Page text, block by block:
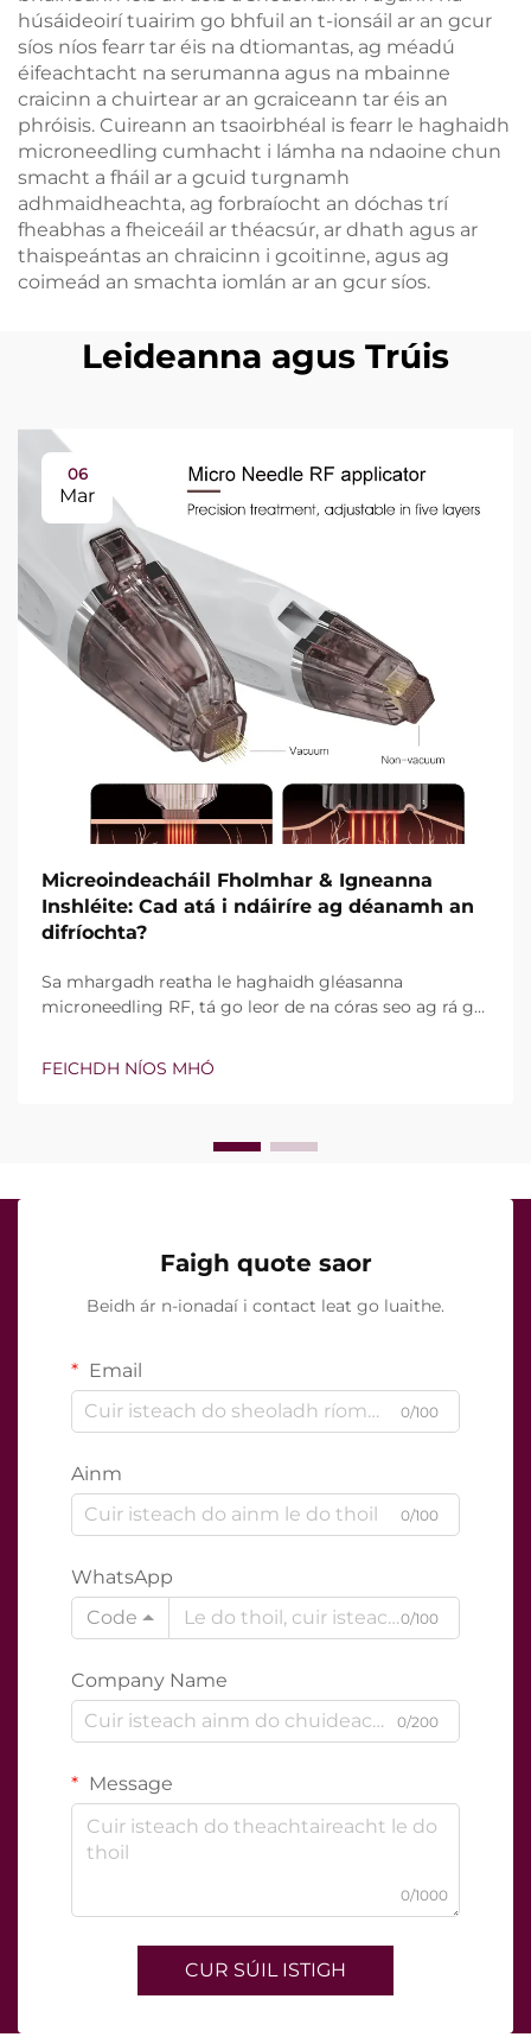
húsáideoirí tuairim go bhfuil an t-ionsáil ar an gcur
síos níos fearr tar éis na dtiomantas, ag méadú
éifeachtacht na serumanna agus na mbainne
craicinn a chuirtear ar an gcraiceann tar éis an
phróisis. Cuireann an tsaoirbhéal is fearr le haghaidh
microneedling cumhacht i lámha na ndaoine chun
smacht a fháil ar a gcuid turgnamh
adhmaidheachta, ag forbraíocht an dóchas trí
fheabhas a fheiceáil ar théacsúr, ar dhath agus ar
thaispeántas an chraicinn i gcoitinne, agus ag
coimeád an smachta iomlán ar an gcur síos.
Leideanna agus Trúis
06
Mar
Micreoindeacháil Fholmhar & Igneanna
Inshléite: Cad atá i ndáiríre ag déanamh an
difríochta?
Sa mhargadh reatha le haghaidh gléasanna
microneedling RF, tá go leor de na córas seo ag rá go
Áfach, níl an cheist fíor i ndáiríre an bhfuil na gnéithe
seo ann nó nach bhfuil, ach conas a oibríonn siad go
FEICHDH NÍOS MHÓ
Faigh quote saor
Beidh ár n-ionadaí i contact leat go luaithe.
Email
0/100
Ainm
0/100
WhatsApp
Code
0/100
Company Name
0/200
Message
0/1000
CUR SÚIL ISTIGH